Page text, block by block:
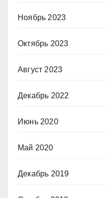
Ноябрь 2023
Октябрь 2023
Август 2023
Декабрь 2022
Июнь 2020
Май 2020
Декабрь 2019